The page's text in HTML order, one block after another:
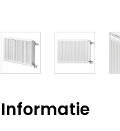
Informatie